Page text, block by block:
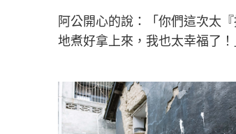
阿公開心的說：「你們這次太
地煮好拿上來，我也太幸福了！